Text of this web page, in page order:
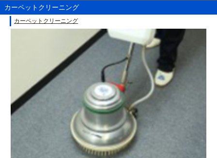
カーペットクリーニング
カーペットクリーニング